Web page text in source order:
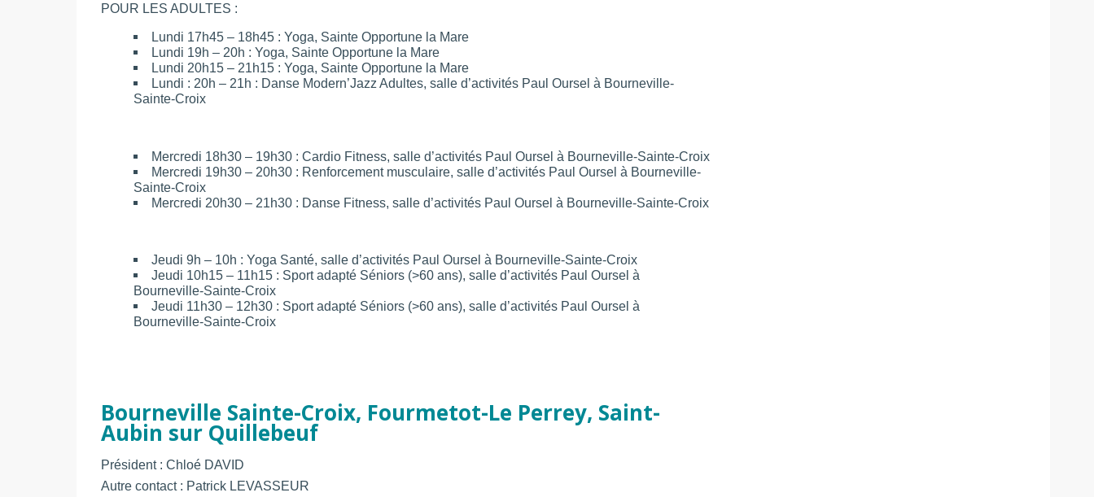
POUR LES ADULTES :
Lundi 17h45 – 18h45 : Yoga, Sainte Opportune la Mare
Lundi 19h – 20h : Yoga, Sainte Opportune la Mare
Lundi 20h15 – 21h15 : Yoga, Sainte Opportune la Mare
Lundi : 20h – 21h : Danse Modern’Jazz Adultes, salle d’activités Paul Oursel à Bourneville-
Sainte-Croix
Mercredi 18h30 – 19h30 : Cardio Fitness, salle d’activités Paul Oursel à Bourneville-Sainte-Croix
Mercredi 19h30 – 20h30 : Renforcement musculaire, salle d’activités Paul Oursel à Bourneville-
Sainte-Croix
Mercredi 20h30 – 21h30 : Danse Fitness, salle d’activités Paul Oursel à Bourneville-Sainte-Croix
Jeudi 9h – 10h : Yoga Santé, salle d’activités Paul Oursel à Bourneville-Sainte-Croix
Jeudi 10h15 – 11h15 : Sport adapté Séniors (>60 ans), salle d’activités Paul Oursel à
Bourneville-Sainte-Croix
Jeudi 11h30 – 12h30 : Sport adapté Séniors (>60 ans), salle d’activités Paul Oursel à
Bourneville-Sainte-Croix
Bourneville Sainte-Croix, Fourmetot-Le Perrey, Saint-
Aubin sur Quillebeuf
Président : Chloé DAVID
Autre contact : Patrick LEVASSEUR